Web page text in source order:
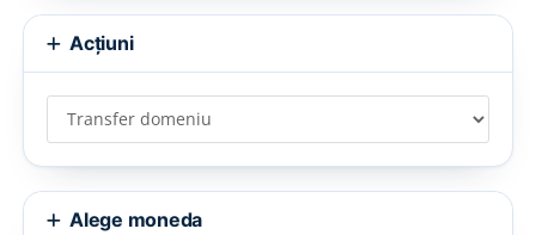
Acțiuni
Alege moneda